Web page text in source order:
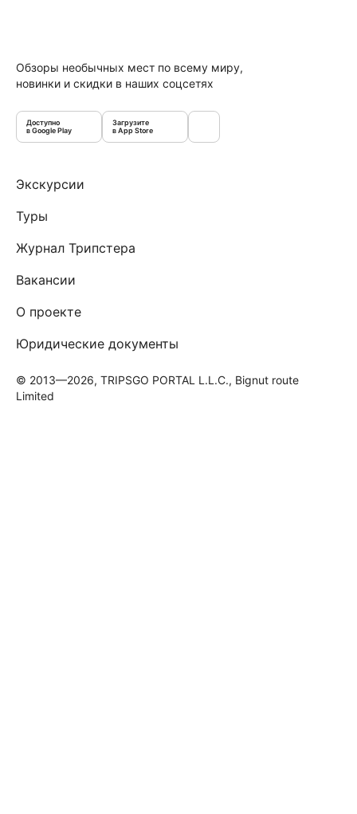
Обзоры необычных мест по всему миру,
новинки и скидки в наших соцсетях
Доступно
в Google Play
Загрузите
в App Store
Экскурсии
Туры
Журнал Трипстера
Вакансии
О проекте
Юридические документы
© 2013—2026, TRIPSGO PORTAL L.L.C., Bignut route
Limited